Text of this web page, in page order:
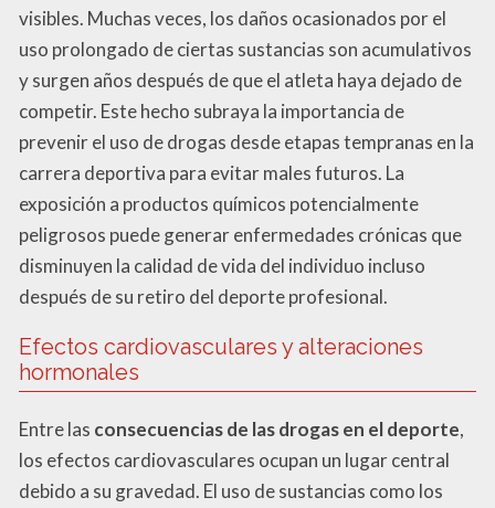
visibles. Muchas veces, los daños ocasionados por el
uso prolongado de ciertas sustancias son acumulativos
y surgen años después de que el atleta haya dejado de
competir. Este hecho subraya la importancia de
prevenir el uso de drogas desde etapas tempranas en la
carrera deportiva para evitar males futuros. La
exposición a productos químicos potencialmente
peligrosos puede generar enfermedades crónicas que
disminuyen la calidad de vida del individuo incluso
después de su retiro del deporte profesional.
Efectos cardiovasculares y alteraciones
hormonales
Entre las consecuencias de las drogas en el deporte,
los efectos cardiovasculares ocupan un lugar central
debido a su gravedad. El uso de sustancias como los